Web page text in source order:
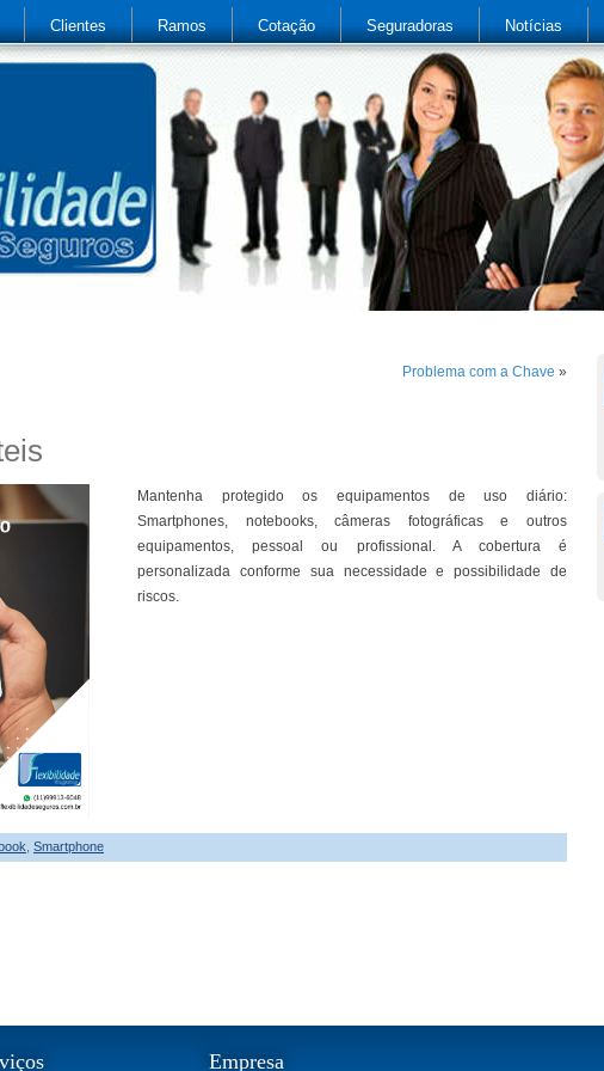
Clientes Ramos Cotação Seguradoras Notícias
Problema com a Chave »
Mantenha protegido os equipamentos de uso diário:
Smartphones, notebooks, câmeras fotográficas e outros
equipamentos, pessoal ou profissional. A cobertura é
personalizada conforme sua necessidade e possibilidade de
riscos.
Smartphone
Empresa